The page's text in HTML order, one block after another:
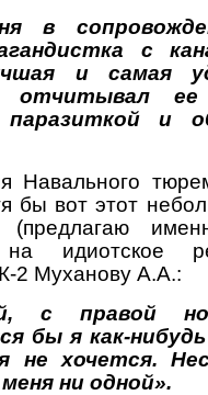
в
с
и самая
отчитывал
паразиткой и
Навального
бы вот этот
(предлагаю
на идиотское
2 Муханову А.А.:
правой
бы я как-
не хочется.
ни одной».